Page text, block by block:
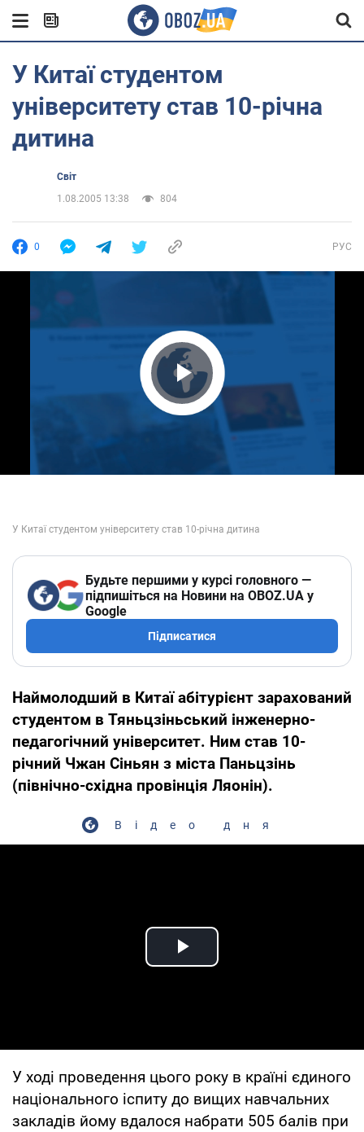
У Китаї студентом
університету став 10-річна
дитина
Світ
1.08.2005 13:38
804
0 РУС
Play Video
Будьте першими у курсі головного —
підпишіться на Новини на OBOZ.UA у
Google
Підписатися
Наймолодший в Китаї абітурієнт зарахований
студентом в Тяньцзіньський інженерно-
педагогічний університет. Ним став 10-
річний Чжан Сіньян з міста Паньцзінь
(північно-східна провінція Ляонін).
Відео дня
Play Video
У ході проведення цього року в країні єдиного
національного іспиту до вищих навчальних
закладів йому вдалося набрати 505 балів при